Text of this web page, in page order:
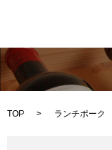
TOP ランチポーク